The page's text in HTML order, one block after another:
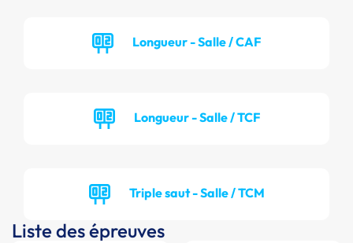
Longueur - Salle / CAF
Longueur - Salle / TCF
Triple saut - Salle / TCM
Liste des épreuves